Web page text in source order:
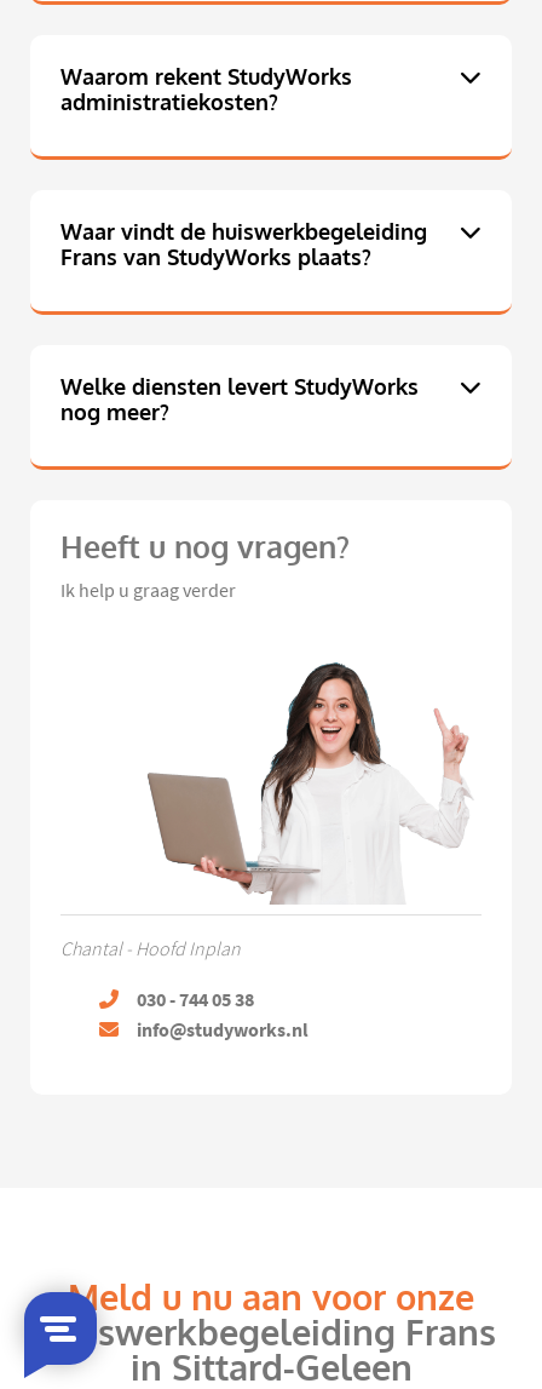
Waarom rekent StudyWorks
administratiekosten?
Waar vindt de huiswerkbegeleiding
Frans van StudyWorks plaats?
Welke diensten levert StudyWorks
nog meer?
Heeft u nog vragen?
Ik help u graag verder
Chantal - Hoofd Inplan
030 - 744 05 38
info@studyworks.nl
Meld u nu aan voor onze
huiswerkbegeleiding Frans
in Sittard-Geleen